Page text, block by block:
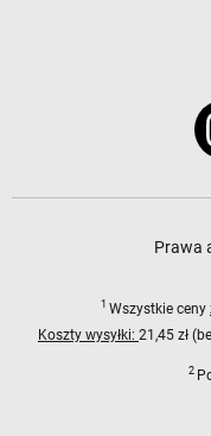
Prawa
1 Wszystkie ceny
Koszty wysyłki: 21,45 zł
2